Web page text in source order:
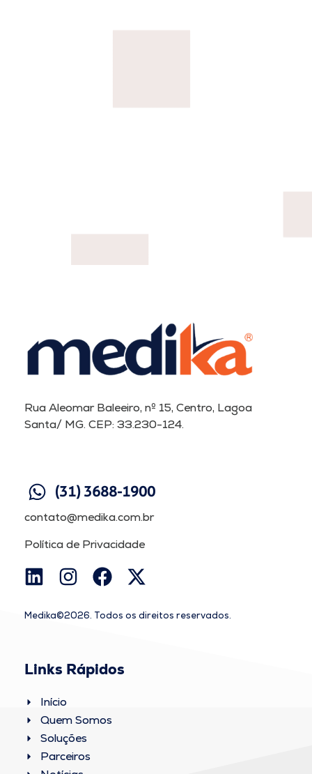
Rua Aleomar Baleeiro, nº 15, Centro, Lagoa
Santa/ MG. CEP: 33.230-124.
(31) 3688-1900
contato@medika.com.br
Política de Privacidade
Medika©2026. Todos os direitos reservados.
Links Rápidos
Início
Quem Somos
Soluções
Parceiros